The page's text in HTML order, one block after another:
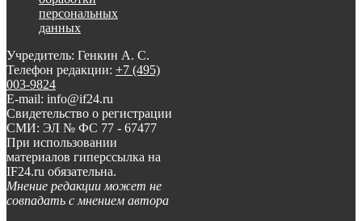
персональных
данных
Учредитель: Генкин А. С.
Телефон редакции: +7 (495)
003-9824
E-mail: info@if24.ru
Свидетельство о регистрации
СМИ: ЭЛ № ФС 77 - 67477
При использовании
материалов гиперссылка на
IF24.ru обязательна.
Мнение редакции может не
совпадать с мнением автора